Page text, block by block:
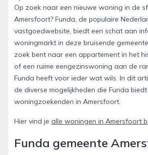
Op zoek naar een nieuwe woning in de
Amersfoort? Funda, de populaire
vastgoedwebsite, biedt een schat aan
woningmarkt in deze bruisende
zoek bent naar een appartement in het
of een ruime eengezinswoning aan de
Funda heeft voor ieder wat wils. In dit
de diverse mogelijkheden die Funda
woningzoekenden in Amersfoort.
Hier vind je alle woningen in Amersfoort
Funda gemeente